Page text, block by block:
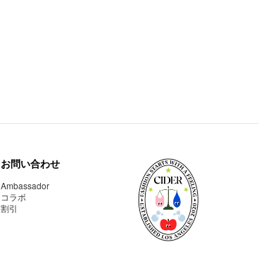
お問い合わせ
Ambassador
コラボ
割引